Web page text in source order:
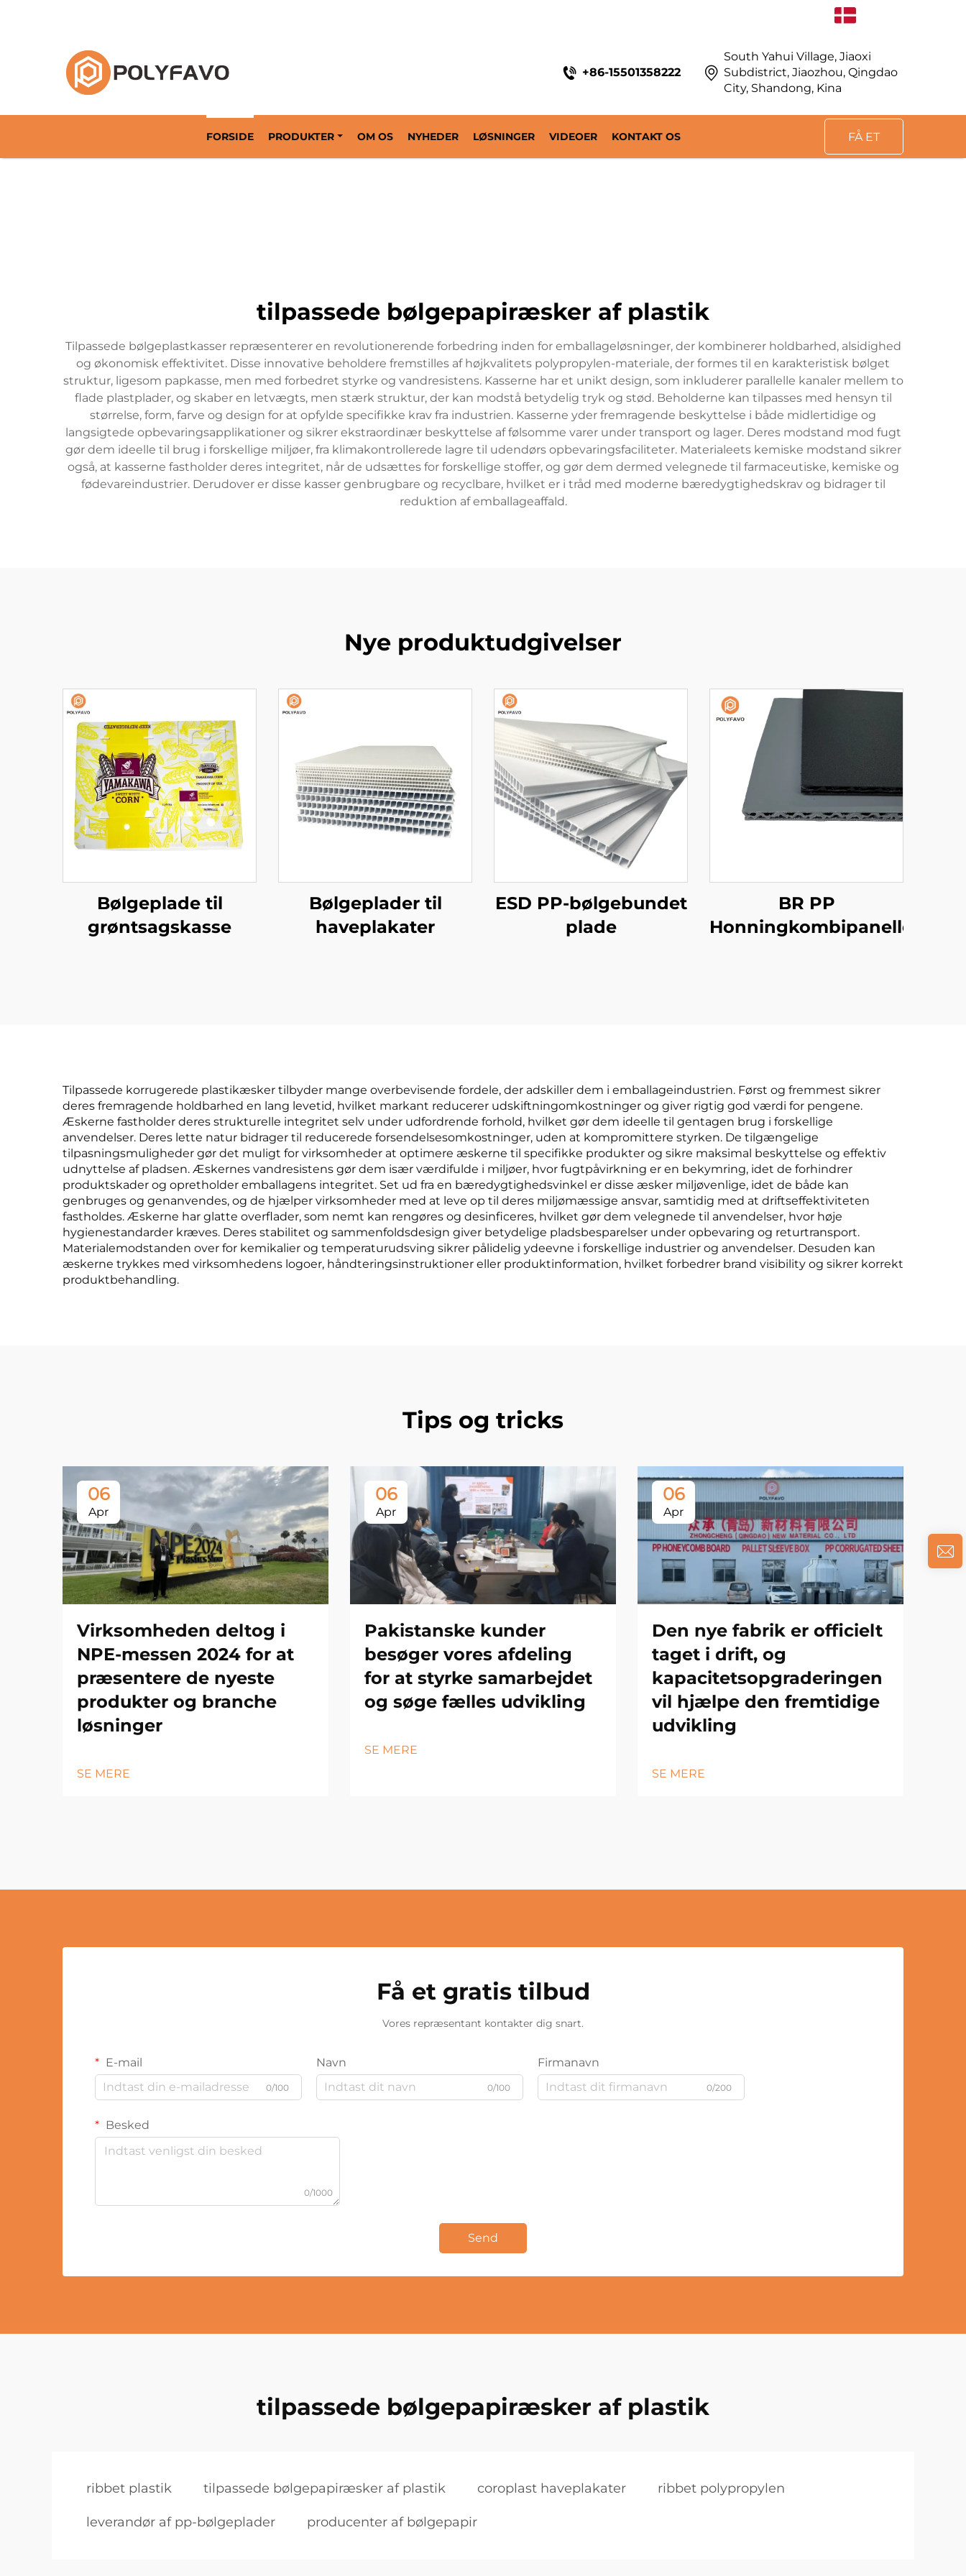
+86-15501358222
South Yahui Village, Jiaoxi
Subdistrict, Jiaozhou, Qingdao
City, Shandong, Kina
FORSIDE PRODUKTER OM OS NYHEDER LØSNINGER VIDEOER KONTAKT OS FÅ ET
tilpassede bølgepapiræsker af plastik
Tilpassede bølgeplastkasser repræsenterer en revolutionerende forbedring inden for emballageløsninger, der kombinerer holdbarhed, alsidighed
og økonomisk effektivitet. Disse innovative beholdere fremstilles af højkvalitets polypropylen-materiale, der formes til en karakteristisk bølget
struktur, ligesom papkasse, men med forbedret styrke og vandresistens. Kasserne har et unikt design, som inkluderer parallelle kanaler mellem to
flade plastplader, og skaber en letvægts, men stærk struktur, der kan modstå betydelig tryk og stød. Beholderne kan tilpasses med hensyn til
størrelse, form, farve og design for at opfylde specifikke krav fra industrien. Kasserne yder fremragende beskyttelse i både midlertidige og
langsigtede opbevaringsapplikationer og sikrer ekstraordinær beskyttelse af følsomme varer under transport og lager. Deres modstand mod fugt
gør dem ideelle til brug i forskellige miljøer, fra klimakontrollerede lagre til udendørs opbevaringsfaciliteter. Materialeets kemiske modstand sikrer
også, at kasserne fastholder deres integritet, når de udsættes for forskellige stoffer, og gør dem dermed velegnede til farmaceutiske, kemiske og
fødevareindustrier. Derudover er disse kasser genbrugbare og recyclbare, hvilket er i tråd med moderne bæredygtighedskrav og bidrager til
reduktion af emballageaffald.
Nye produktudgivelser
Bølgeplade til
grøntsagskasse
Bølgeplader til
haveplakater
ESD PP-bølgebundet
plade
BR PP
Honningkombipaneller
Tilpassede korrugerede plastikæsker tilbyder mange overbevisende fordele, der adskiller dem i emballageindustrien. Først og fremmest sikrer
deres fremragende holdbarhed en lang levetid, hvilket markant reducerer udskiftningomkostninger og giver rigtig god værdi for pengene.
Æskerne fastholder deres strukturelle integritet selv under udfordrende forhold, hvilket gør dem ideelle til gentagen brug i forskellige
anvendelser. Deres lette natur bidrager til reducerede forsendelsesomkostninger, uden at kompromittere styrken. De tilgængelige
tilpasningsmuligheder gør det muligt for virksomheder at optimere æskerne til specifikke produkter og sikre maksimal beskyttelse og effektiv
udnyttelse af pladsen. Æskernes vandresistens gør dem især værdifulde i miljøer, hvor fugtpåvirkning er en bekymring, idet de forhindrer
produktskader og opretholder emballagens integritet. Set ud fra en bæredygtighedsvinkel er disse æsker miljøvenlige, idet de både kan
genbruges og genanvendes, og de hjælper virksomheder med at leve op til deres miljømæssige ansvar, samtidig med at driftseffektiviteten
fastholdes. Æskerne har glatte overflader, som nemt kan rengøres og desinficeres, hvilket gør dem velegnede til anvendelser, hvor høje
hygienestandarder kræves. Deres stabilitet og sammenfoldsdesign giver betydelige pladsbesparelser under opbevaring og returtransport.
Materialemodstanden over for kemikalier og temperaturudsving sikrer pålidelig ydeevne i forskellige industrier og anvendelser. Desuden kan
æskerne trykkes med virksomhedens logoer, håndteringsinstruktioner eller produktinformation, hvilket forbedrer brand visibility og sikrer korrekt
produktbehandling.
Tips og tricks
06
Apr
Virksomheden deltog i
NPE-messen 2024 for at
præsentere de nyeste
produkter og branche
løsninger
SE MERE
06
Apr
Pakistanske kunder
besøger vores afdeling
for at styrke samarbejdet
og søge fælles udvikling
SE MERE
06
Apr
Den nye fabrik er officielt
taget i drift, og
kapacitetsopgraderingen
vil hjælpe den fremtidige
udvikling
SE MERE
Få et gratis tilbud
Vores repræsentant kontakter dig snart.
E-mail
0/100
Navn
0/100
Firmanavn
0/200
Besked
0/1000
Send
tilpassede bølgepapiræsker af plastik
ribbet plastik tilpassede bølgepapiræsker af plastik coroplast haveplakater ribbet polypropylen
leverandør af pp-bølgeplader producenter af bølgepapir